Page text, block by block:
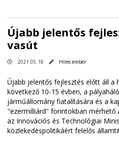
Újabb jelentős
vasút
2021.05.18 Híres ember
Újabb jelentős fejlesztés előtt áll a
következő 10-15 évben, a
járműállomány fiatalítására és a
"ezermilliárd" forintokban mérhető
az Innovációs és Technológiai
közlekedéspolitikáért felelős